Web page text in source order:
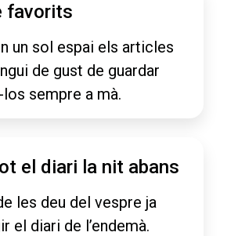
favorits
un sol espai els articles
de gust de guardar
sempre a mà.
el diari la nit abans
les deu del vespre ja
el diari de l’endemà.